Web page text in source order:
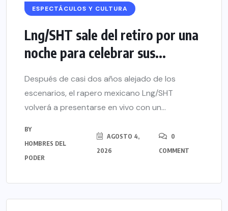
ESPECTÁCULOS Y CULTURA
Lng/SHT sale del retiro por una
noche para celebrar sus...
Después de casi dos años alejado de los
escenarios, el rapero mexicano Lng/SHT
volverá a presentarse en vivo con un...
BY
HOMBRES DEL
PODER
AGOSTO 4,
2026
0
COMMENT